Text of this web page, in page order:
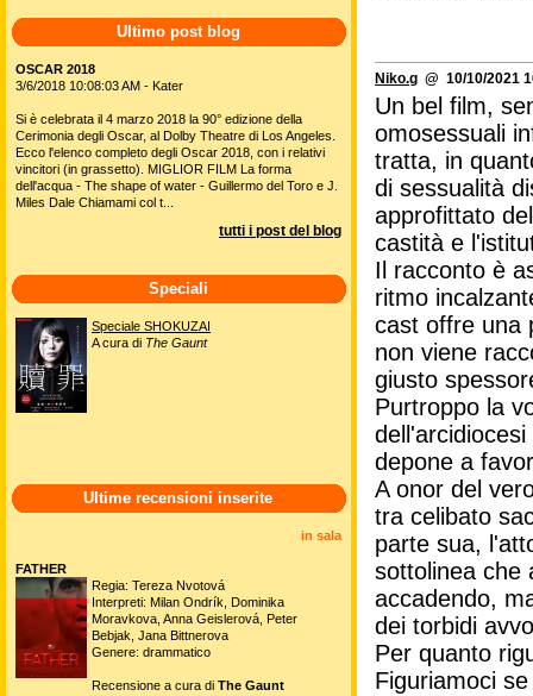
Niko.g @ 10/10/2021
Un bel film,
omosessuali
tratta, in
di sessualità
approfittato
castità e
Il racconto è
ritmo
cast offre una
non viene
giusto
Purtroppo la
depone a
A onor del
tra celibato
parte sua,
sottolinea che
accadendo,
dei torbidi
Per quanto
Figuriamoci
Ultimo post blog
OSCAR 2018
3/6/2018 10:08:03 AM - Kater
Si è celebrata il 4 marzo 2018 la 90° edizione della
Cerimonia degli Oscar, al Dolby Theatre di Los Angeles.
Ecco l'elenco completo degli Oscar 2018, con i relativi
vincitori (in grassetto). MIGLIOR FILM La forma
dell'acqua - The shape of water - Guillermo del Toro e J.
Miles Dale Chiamami col t...
tutti i post del blog
Speciali
Speciale SHOKUZAI
A cura di The Gaunt
Ultime recensioni inserite
in sala
FATHER
Regia: Tereza Nvotová
Interpreti: Milan Ondrík, Dominika
Moravkova, Anna Geislerová, Peter
Bebjak, Jana Bittnerova
Genere: drammatico
Recensione a cura di The Gaunt